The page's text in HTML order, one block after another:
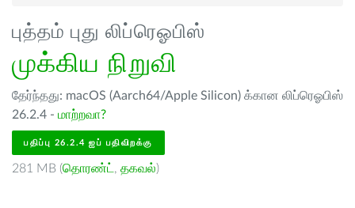
புத்தம் புது லிப்ரெஓபிஸ்
முக்கிய நிறுவி
தேர்ந்தது: macOS (Aarch64/Apple Silicon) க்கான லிப்ரெஓபிஸ்
26.2.4 - மாற்றவா?
பதிப்பு 26.2.4 ஐப் பதிவிறக்கு
281 MB (தொரண்ட் , தகவல்)